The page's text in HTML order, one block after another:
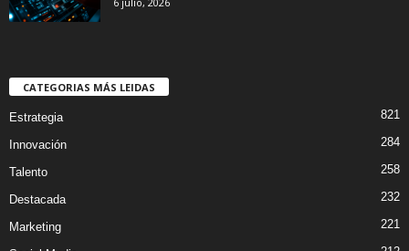
CATEGORIAS MÁS LEIDAS
Estrategia 821
Innovación 284
Talento 258
Destacada 232
Marketing 221